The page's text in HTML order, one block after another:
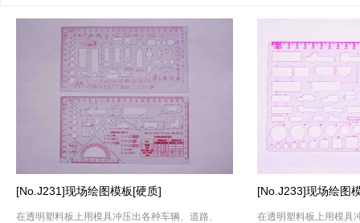
[No.J231]现场绘图模板[硬质]
在透明塑料板上用模具冲压出各种车辆、道路、
[No.J233]现场绘图
在透明塑料板上用模具